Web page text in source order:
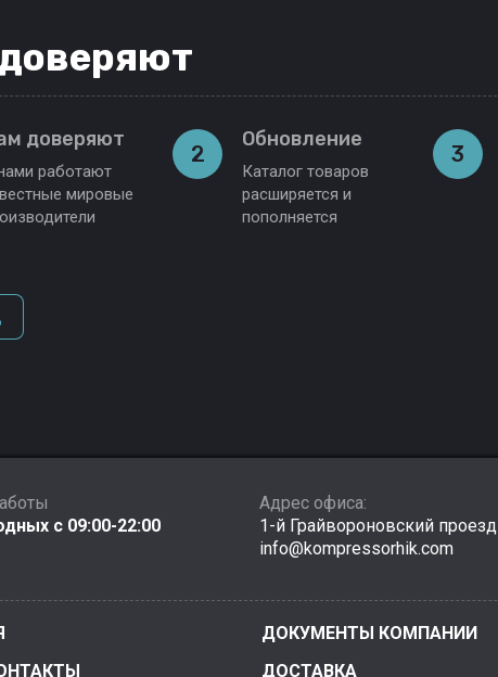
доверяют
работают
мировые
2
Обновление
Каталог товаров
расширяется и
пополняется
3
с 09:00-22:00
Адрес офиса:
1-й Грайвороновский проезд
info@kompressorhik.com
ДОКУМЕНТЫ КОМПАНИИ
ДОСТАВКА